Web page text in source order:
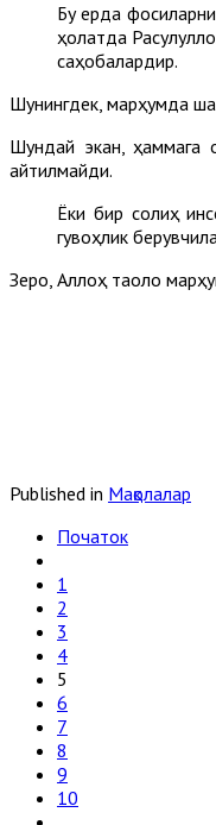
Бу ерда
ҳолатда
саҳобалардир.
Шунингдек, марҳумда
Шундай экан, ҳаммага
айтилмайди.
Ёки бир солиҳ
гувоҳлик
Зеро, Аллоҳ таоло
Published in Мақолалар
Початок
1
2
3
4
5
6
7
8
9
10